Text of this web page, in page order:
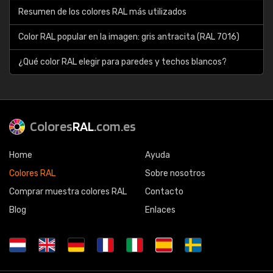
Resumen de los colores RAL más utilizados
Color RAL popular en la imagen: gris antracita (RAL 7016)
¿Qué color RAL elegir para paredes y techos blancos?
ColoresRAL.com.es
Home
Colores RAL
Comprar muestra colores RAL
Blog
Ayuda
Sobre nosotros
Contacto
Enlaces